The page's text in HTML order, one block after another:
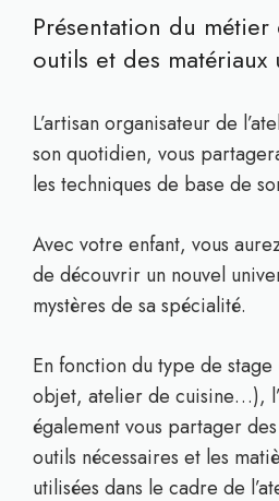
Présentation du métier
outils et des matériaux
L’artisan organisateur de
son quotidien, vous
les techniques de base de
Avec votre enfant, vous
de découvrir un nouvel
mystères de sa spécialité.
En fonction du type de stage
objet, atelier de cuisine…),
également vous partager
outils nécessaires et les
utilisées dans le cadre de